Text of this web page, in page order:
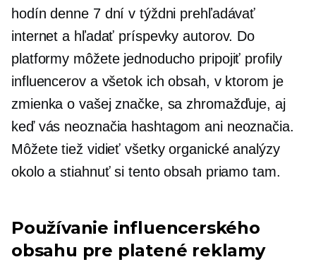
hodín denne 7 dní v týždni prehľadávať
internet a hľadať príspevky autorov. Do
platformy môžete jednoducho pripojiť profily
influencerov a všetok ich obsah, v ktorom je
zmienka o vašej značke, sa zhromažďuje, aj
keď vás neoznačia hashtagom ani neoznačia.
Môžete tiež vidieť všetky organické analýzy
okolo a stiahnuť si tento obsah priamo tam.
Používanie influencerského
obsahu pre platené reklamy